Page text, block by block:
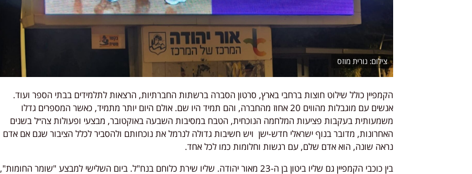
נורית מוזס
הקמפיין כולל שילוט חוצות ברחבי בארץ, סרטון הסברה ברשתות החברתיות, הרצאות לתלמידים בבתי הספר ועוד.
אנשים עם מוגבלות מהווים 20 אחוז מהחברה, והם תמיד היו שם. אולם היום יותר מתמיד, כאשר המספרים גדלו
משמעותית בעקבות פציעות המלחמה הנוכחית, הטבח במסיבות השבעה באוקטובר, מבצעי ופעולות צה״ל בשנים
האחרונות, מדובר בנוף ישראלי חדש-ישן ויש חשיבות גדולה לנרמל את נוכחותם ולהסביר לכלל הציבור שגם אם אדם
נראה שונה, הוא אדם שלם, עם רגשות וחלומות כמו לכל אחד.
בין כוכבי הקמפיין גם שליו ביטון בן ה-23 מאור יהודה. שליו שירת כלוחם בנח"ל. ביום השלישי למבצע "שומר החומות",